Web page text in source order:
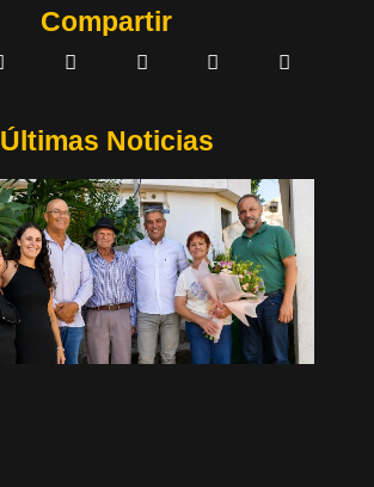
Compartir
Últimas Noticias